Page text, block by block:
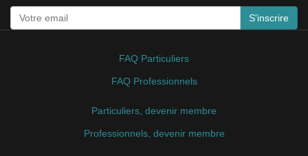
S'inscrire
FAQ Particuliers
FAQ Professionnels
Particuliers, devenir membre
Professionnels, devenir membre